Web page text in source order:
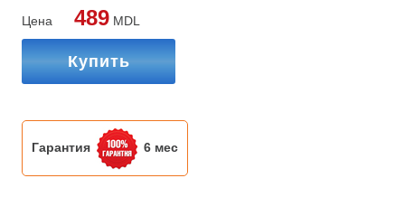
Цена 489 MDL
Купить
Гарантия 6 мес